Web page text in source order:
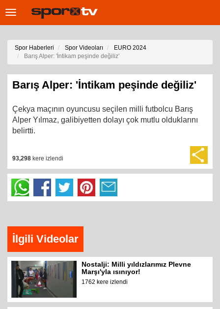
Toggle
Spor Haberleri Spor Videoları
EURO 2024
Barış Alper: 'İntikam peşinde değiliz'
Barış Alper: 'İntikam peşinde değiliz'
Çekya maçının oyuncusu seçilen milli futbolcu Barış
Alper Yılmaz, galibiyetten dolayı çok mutlu olduklarını
belirtti.
93,298 kere izlendi
İlgili Videolar
Nostalji: Milli yıldızlarımız Plevne
Marşı'yla ısınıyor!
1762 kere izlendi